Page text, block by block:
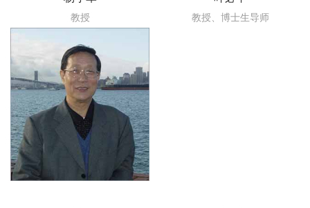
教授 教授、博士生导师